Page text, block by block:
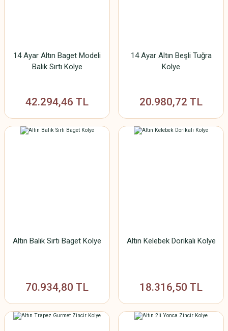
14 Ayar Altın Baget Modeli
Balık Sırtı Kolye
42.294,46 TL
14 Ayar Altın Beşli Tuğra
Kolye
20.980,72 TL
Altın Balık Sırtı Baget Kolye
70.934,80 TL
Altın Kelebek Dorikalı Kolye
18.316,50 TL
SU YOLU BİLEKLİK
MODELLERİ
TAŞSIZ BİLEKLİK
MODELLERİ